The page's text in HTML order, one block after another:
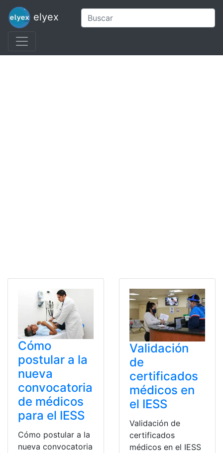
elyex
Cómo
postular a la
nueva
convocatoria
de médicos
para el IESS
Cómo postular a la
nueva convocatoria
Validación
de
certificados
médicos en
el IESS
Validación de
certificados
médicos en el IESS